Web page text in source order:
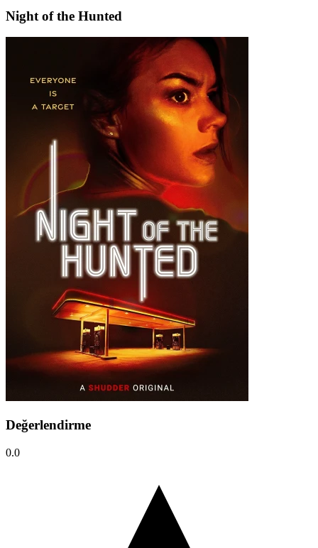
Night of the Hunted
Değerlendirme
0.0